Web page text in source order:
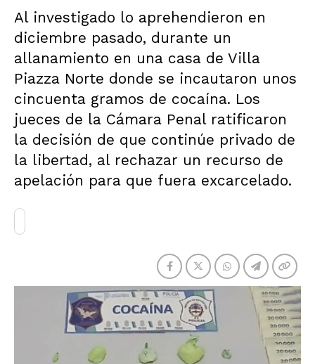
Al investigado lo aprehendieron en
diciembre pasado, durante un
allanamiento en una casa de Villa
Piazza Norte donde se incautaron unos
cincuenta gramos de cocaína. Los
jueces de la Cámara Penal ratificaron
la decisión de que continúe privado de
la libertad, al rechazar un recurso de
apelación para que fuera excarcelado.